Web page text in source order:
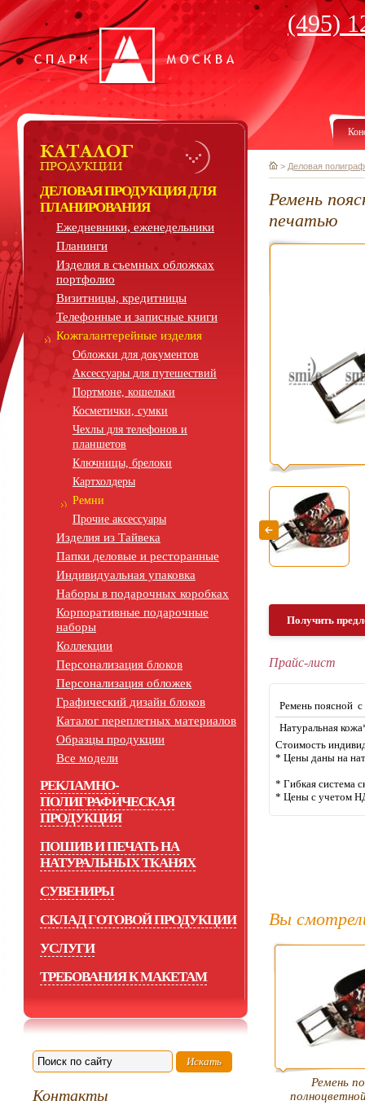
(495)
ДЕЛОВАЯ ПРОДУКЦИЯ ДЛЯ
ПЛАНИРОВАНИЯ
Ежедневники, еженедельники
Планинги
Изделия в съемных обложках
портфолио
Визитницы, кредитницы
Телефонные и записные книги
Кожгалантерейные изделия
Обложки для документов
Аксессуары для путешествий
Портмоне, кошельки
Косметички, сумки
Чехлы для телефонов и
планшетов
Ключницы, брелоки
Картхолдеры
Ремни
Прочие аксессуары
Изделия из Тайвека
Папки деловые и ресторанные
Индивидуальная упаковка
Наборы в подарочных коробках
Корпоративные подарочные
наборы
Коллекции
Персонализация блоков
Персонализация обложек
Графический дизайн блоков
Каталог переплетных материалов
Образцы продукции
Все модели
РЕКЛАМНО-
ПОЛИГРАФИЧЕСКАЯ
ПРОДУКЦИЯ
ПОШИВ И ПЕЧАТЬ НА
НАТУРАЛЬНЫХ ТКАНЯХ
СУВЕНИРЫ
СКЛАД ГОТОВОЙ ПРОДУКЦИИ
УСЛУГИ
ТРЕБОВАНИЯ К МАКЕТАМ
Контакты
> Деловая
Ремень
печатью
Получить
Прайс-лист
Ремень поясной
Натуральная
Стоимость
* Цены даны на
* Гибкая система
* Цены с учетом
Вы
Ремень